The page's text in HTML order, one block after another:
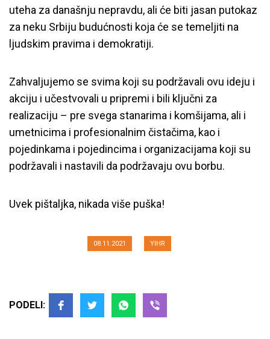
OTVORENO PISMO POVODOM
NJEGOŠEVOJ
08.11.2021 YIHR
uteha za današnju nepravdu, ali će biti jasan putokaz
za neku Srbiju budućnosti koja će se temeljiti na
ljudskim pravima i demokratiji.
Zahvaljujemo se svima koji su podržavali ovu ideju i
akciju i učestvovali u pripremi i bili ključni za
realizaciju – pre svega stanarima i komšijama, ali i
umetnicima i profesionalnim čistačima, kao i
pojedinkama i pojedincima i organizacijama koji su
podržavali i nastavili da podržavaju ovu borbu.
Uvek pištaljka, nikada više puška!
PODELI: